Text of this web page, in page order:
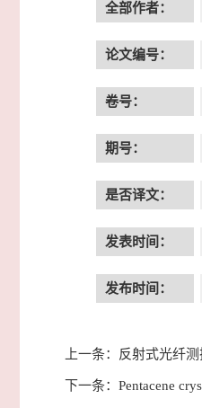
全部作者：
论文编号：
卷号：
期号：
是否译文：
发表时间：
发布时间：
上一条： 反射式光纤
下一条： Pentacene